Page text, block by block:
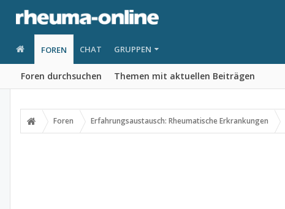
FOREN
Foren durchsuchen Themen mit aktuellen Beiträgen
CHAT GRUPPEN
Foren Erfahrungsaustausch: Rheumatische Erkrankungen